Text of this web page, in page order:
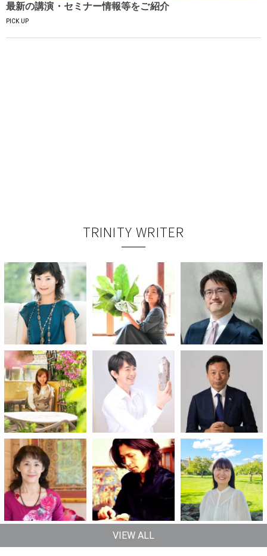
最新の講演・セミナー情報等をご紹介
PICK UP
TRINITY WRITER
VIEW ALL